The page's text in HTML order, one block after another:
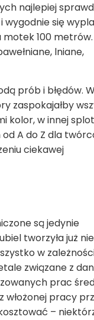
najlepiej
wygodnie się
motek 100
lniane,
prób i błędów.
zaspokajałby
kolor, w innej
A do Z dla
ciekawej
są jedynie
tworzyła już
w
związane z
prac
włożonej pracy
–